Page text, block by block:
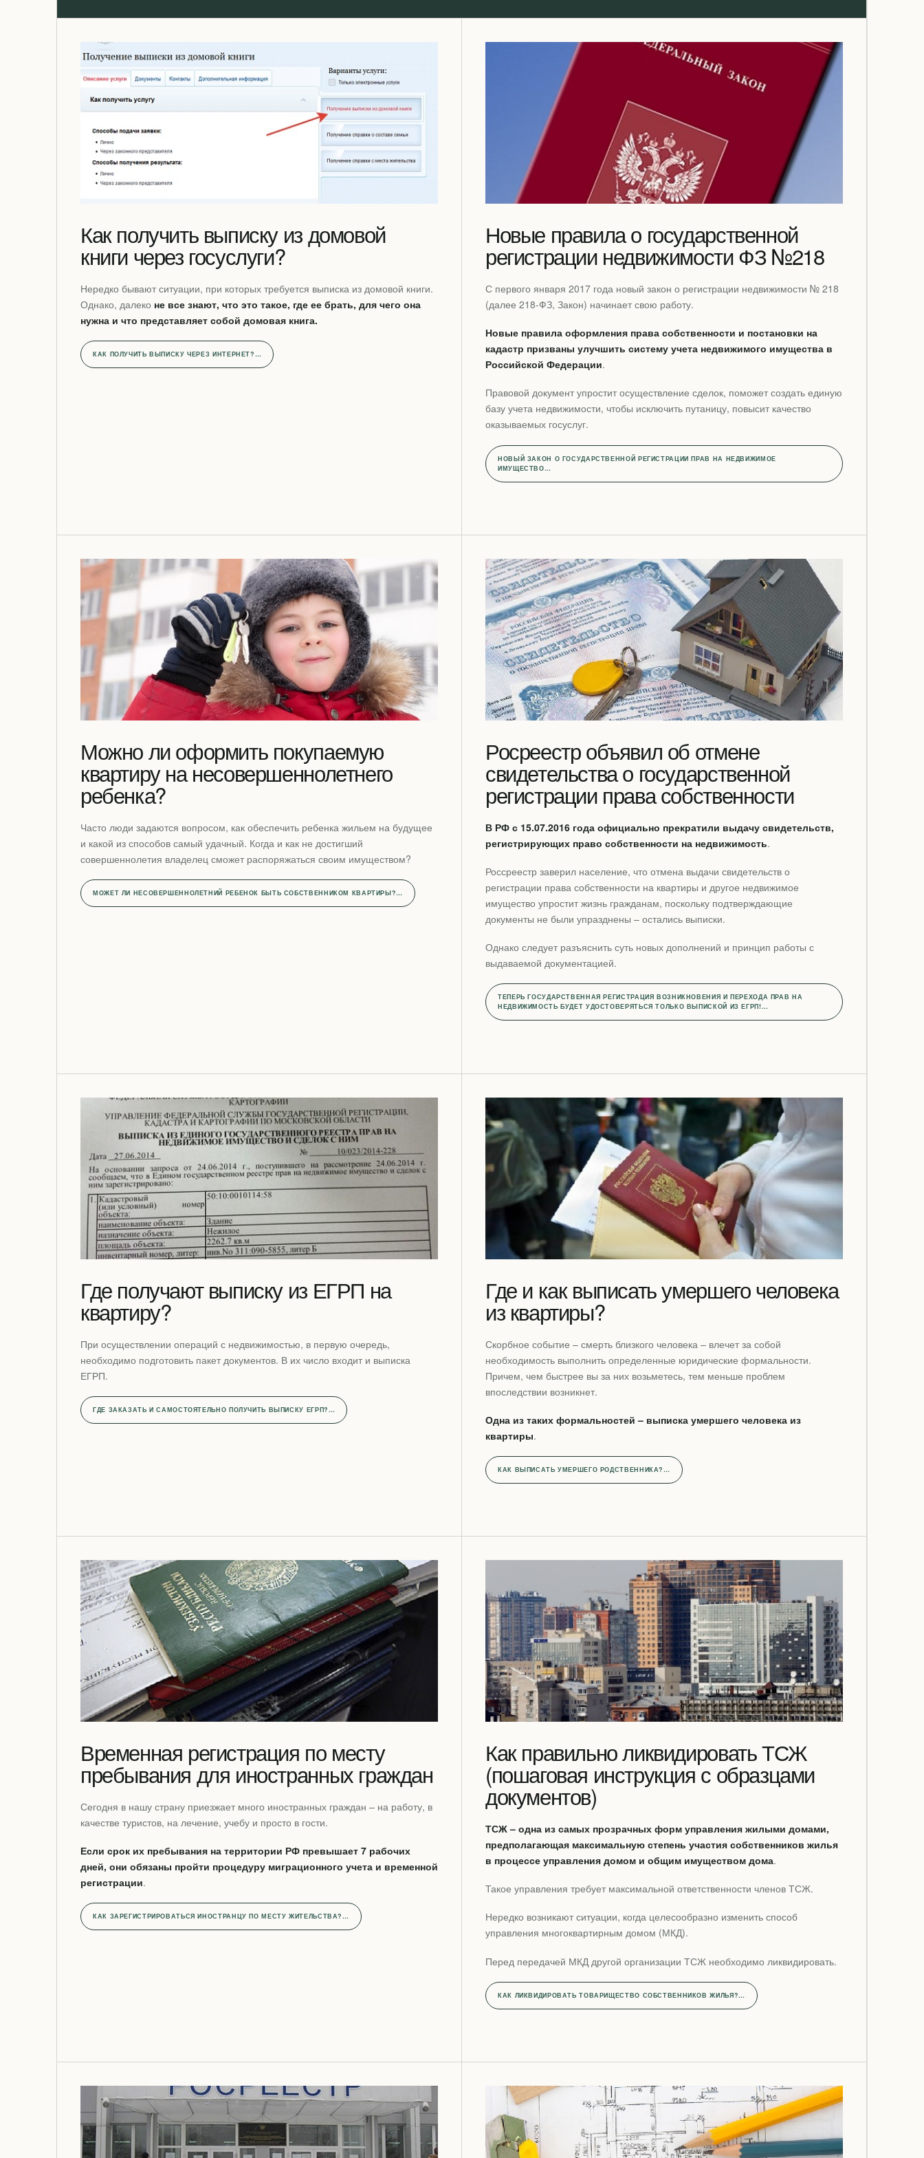
Как получить выписку из домовой
книги через госуслуги?
Нередко бывают ситуации, при которых требуется выписка из домовой книги.
Однако, далеко не все знают, что это такое, где ее брать, для чего она
нужна и что представляет собой домовая книга.
КАК ПОЛУЧИТЬ ВЫПИСКУ ЧЕРЕЗ ИНТЕРНЕТ?…
Новые правила о государственной
регистрации недвижимости ФЗ №218
С первого января 2017 года новый закон о регистрации недвижимости № 218
(далее 218-ФЗ, Закон) начинает свою работу.
Новые правила оформления права собственности и постановки на
кадастр призваны улучшить систему учета недвижимого имущества в
Российской Федерации.
Правовой документ упростит осуществление сделок, поможет создать единую
базу учета недвижимости, чтобы исключить путаницу, повысит качество
оказываемых госуслуг.
НОВЫЙ ЗАКОН О ГОСУДАРСТВЕННОЙ РЕГИСТРАЦИИ ПРАВ НА НЕДВИЖИМОЕ
ИМУЩЕСТВО…
Можно ли оформить покупаемую
квартиру на несовершеннолетнего
ребенка?
Часто люди задаются вопросом, как обеспечить ребенка жильем на будущее
и какой из способов самый удачный. Когда и как не достигший
совершеннолетия владелец сможет распоряжаться своим имуществом?
МОЖЕТ ЛИ НЕСОВЕРШЕННОЛЕТНИЙ РЕБЕНОК БЫТЬ СОБСТВЕННИКОМ КВАРТИРЫ?…
Росреестр объявил об отмене
свидетельства о государственной
регистрации права собственности
В РФ с 15.07.2016 года официально прекратили выдачу свидетельств,
регистрирующих право собственности на недвижимость.
Россреестр заверил население, что отмена выдачи свидетельств о
регистрации права собственности на квартиры и другое недвижимое
имущество упростит жизнь гражданам, поскольку подтверждающие
документы не были упразднены – остались выписки.
Однако следует разъяснить суть новых дополнений и принцип работы с
выдаваемой документацией.
ТЕПЕРЬ ГОСУДАРСТВЕННАЯ РЕГИСТРАЦИЯ ВОЗНИКНОВЕНИЯ И ПЕРЕХОДА ПРАВ НА
НЕДВИЖИМОСТЬ БУДЕТ УДОСТОВЕРЯТЬСЯ ТОЛЬКО ВЫПИСКОЙ ИЗ ЕГРП!…
Где получают выписку из ЕГРП на
квартиру?
При осуществлении операций с недвижимостью, в первую очередь,
необходимо подготовить пакет документов. В их число входит и выписка
ЕГРП.
ГДЕ ЗАКАЗАТЬ И САМОСТОЯТЕЛЬНО ПОЛУЧИТЬ ВЫПИСКУ ЕГРП?…
Где и как выписать умершего человека
из квартиры?
Скорбное событие – смерть близкого человека – влечет за собой
необходимость выполнить определенные юридические формальности.
Причем, чем быстрее вы за них возьметесь, тем меньше проблем
впоследствии возникнет.
Одна из таких формальностей – выписка умершего человека из
квартиры.
КАК ВЫПИСАТЬ УМЕРШЕГО РОДСТВЕННИКА?…
Временная регистрация по месту
пребывания для иностранных граждан
Сегодня в нашу страну приезжает много иностранных граждан – на работу, в
качестве туристов, на лечение, учебу и просто в гости.
Если срок их пребывания на территории РФ превышает 7 рабочих
дней, они обязаны пройти процедуру миграционного учета и временной
регистрации.
КАК ЗАРЕГИСТРИРОВАТЬСЯ ИНОСТРАНЦУ ПО МЕСТУ ЖИТЕЛЬСТВА?…
Как правильно ликвидировать ТСЖ
(пошаговая инструкция с образцами
документов)
ТСЖ – одна из самых прозрачных форм управления жилыми домами,
предполагающая максимальную степень участия собственников жилья
в процессе управления домом и общим имуществом дома.
Такое управления требует максимальной ответственности членов ТСЖ.
Нередко возникают ситуации, когда целесообразно изменить способ
управления многоквартирным домом (МКД).
Перед передачей МКД другой организации ТСЖ необходимо ликвидировать.
КАК ЛИКВИДИРОВАТЬ ТОВАРИЩЕСТВО СОБСТВЕННИКОВ ЖИЛЬЯ?…